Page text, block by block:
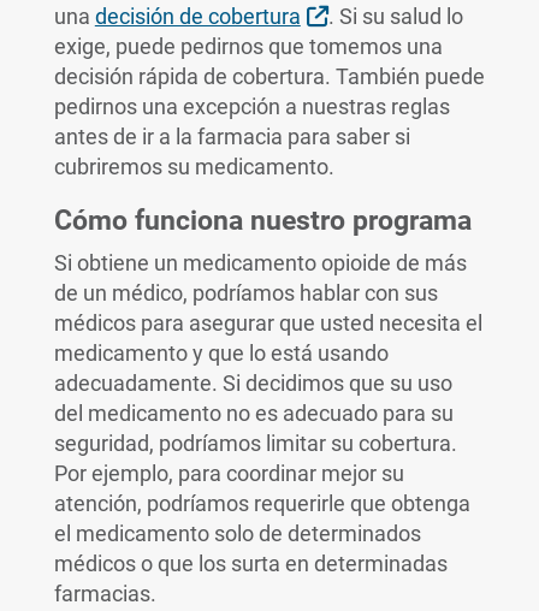
una decisión de cobertura Sitio Externo
. Si su salud lo
exige, puede pedirnos que tomemos una
decisión rápida de cobertura. También puede
pedirnos una excepción a nuestras reglas
antes de ir a la farmacia para saber si
cubriremos su medicamento.
Cómo funciona nuestro programa
Si obtiene un medicamento opioide de más
de un médico, podríamos hablar con sus
médicos para asegurar que usted necesita el
medicamento y que lo está usando
adecuadamente. Si decidimos que su uso
del medicamento no es adecuado para su
seguridad, podríamos limitar su cobertura.
Por ejemplo, para coordinar mejor su
atención, podríamos requerirle que obtenga
el medicamento solo de determinados
médicos o que los surta en determinadas
farmacias.